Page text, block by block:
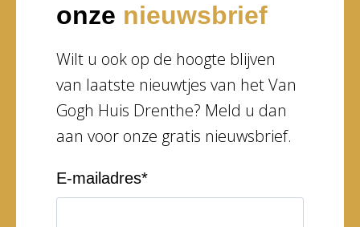
onze nieuwsbrief
Wilt u ook op de hoogte blijven
van laatste nieuwtjes van het Van
Gogh Huis Drenthe? Meld u dan
aan voor onze gratis nieuwsbrief.
E-mailadres*